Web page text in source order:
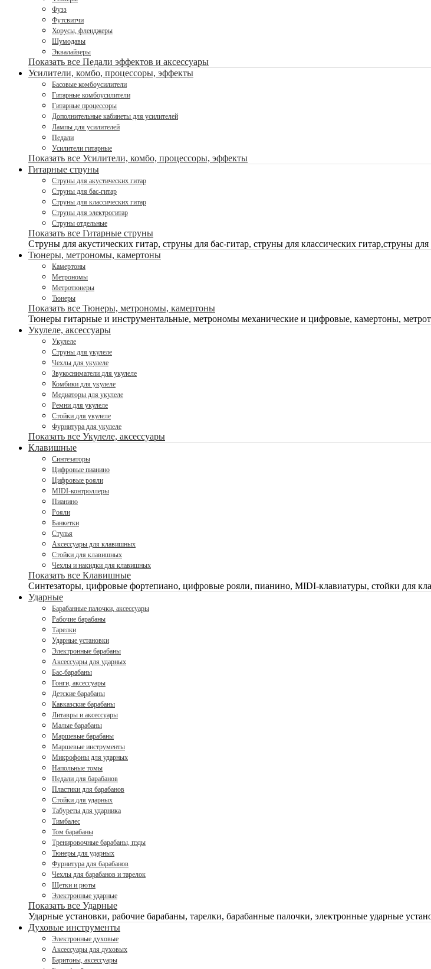
Фузз
Футсвитчи
Хорусы, фленджеры
Шумодавы
Эквалайзеры
Показать все Педали эффектов и аксессуары
Усилители, комбо, процессоры, эффекты
Басовые комбоусилители
Гитарные комбоусилители
Гитарные процессоры
Дополнительные кабинеты для усилителей
Лампы для усилителей
Педали
Усилители гитарные
Показать все Усилители, комбо, процессоры, эффекты
Гитарные струны
Струны для акустических гитар
Струны для бас-гитар
Струны для классических гитар
Струны для электрогитар
Струны отдельные
Показать все Гитарные струны
Струны для акустических гитар, струны для бас-гитар, струны для классических гитар,струны для
Тюнеры, метрономы, камертоны
Камертоны
Метрономы
Метротюнеры
Тюнеры
Показать все Тюнеры, метрономы, камертоны
Тюнеры гитарные и инструментальные, метрономы механические и цифровые, камертоны,
Укулеле, аксессуары
Укулеле
Струны для укулеле
Чехлы для укулеле
Звукосниматели для укулеле
Комбики для укулеле
Медиаторы для укулеле
Ремни для укулеле
Стойки для укулеле
Фурнитура для укулеле
Показать все Укулеле, аксессуары
Клавишные
Синтезаторы
Цифровые пианино
Цифровые рояли
MIDI-контроллеры
Пианино
Рояли
Банкетки
Стулья
Аксессуары для клавишных
Стойки для клавишных
Чехлы и накидки для клавишных
Показать все Клавишные
Синтезаторы, цифровые фортепиано, цифровые рояли, пианино, MIDI-клавиатуры, стойки для
Ударные
Барабанные палочки, аксессуары
Рабочие барабаны
Тарелки
Ударные установки
Электронные барабаны
Аксессуары для ударных
Бас-барабаны
Гонги, аксессуары
Детские барабаны
Кавказские барабаны
Литавры и аксессуары
Малые барабаны
Маршевые барабаны
Маршевые инструменты
Микрофоны для ударных
Напольные томы
Педали для барабанов
Пластики для барабанов
Стойки для ударных
Табуреты для ударника
Тимбалес
Том барабаны
Тренировочные барабаны, пэды
Тюнеры для ударных
Фурнитура для барабанов
Чехлы для барабанов и тарелок
Щетки и рюты
Электронные ударные
Показать все Ударные
Ударные установки, рабочие барабаны, тарелки, барабанные палочки, электронные ударные
Духовые инструменты
Электронные духовые
Аксессуары для духовых
Баритоны, аксессуары